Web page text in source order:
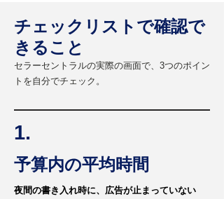
チェックリストで確認で
きること
セラーセントラルの実際の画面で、3つのポイン
トを自分でチェック。
1.
予算内の平均時間
夜間の書き入れ時に、広告が止まっていない